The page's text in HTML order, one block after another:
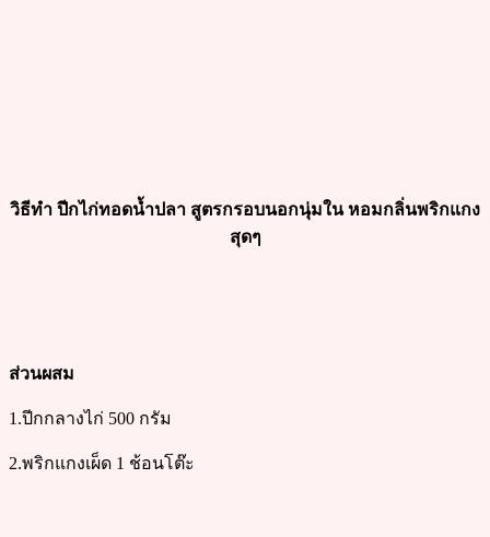
วิธีทำ ปีกไก่ทอดน้ำปลา สูตรกรอบนอกนุ่มใน หอมกลิ่นพริกแกง
สุดๆ
ส่วนผสม
1.ปีกกลางไก่ 500 กรัม
2.พริกแกงเผ็ด 1 ช้อนโต๊ะ